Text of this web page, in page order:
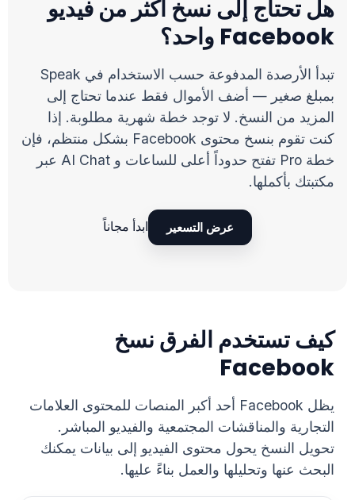
هل تحتاج إلى نسخ أكثر من فيديو
Facebook واحد؟
تبدأ الأرصدة المدفوعة حسب الاستخدام في Speak
بمبلغ صغير — أضف الأموال فقط عندما تحتاج إلى
المزيد من النسخ. لا توجد خطة شهرية مطلوبة. إذا
كنت تقوم بنسخ محتوى Facebook بشكل منتظم، فإن
خطة Pro تفتح حدوداً أعلى للساعات و AI Chat عبر
مكتبتك بأكملها.
عرض التسعير ابدأ مجاناً
كيف تستخدم الفرق نسخ
Facebook
يظل Facebook أحد أكبر المنصات للمحتوى العلامات
التجارية والمناقشات المجتمعية والفيديو المباشر.
تحويل النسخ يحول محتوى الفيديو إلى بيانات يمكنك
البحث عنها وتحليلها والعمل بناءً عليها.